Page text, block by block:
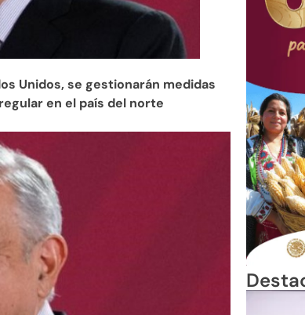
Unidos, se gestionarán medidas
en el país del norte